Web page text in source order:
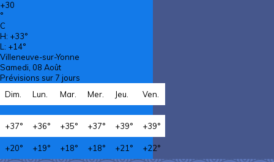
+30
°
C
H: +33°
L: +14°
Villeneuve-sur-Yonne
Samedi, 08 Août
Prévisions sur 7 jours
Dim.
Lun. Mar. Mer. Jeu. Ven.
+37° +36° +35° +37° +39° +39°
+20° +19° +18° +18° +21° +22°